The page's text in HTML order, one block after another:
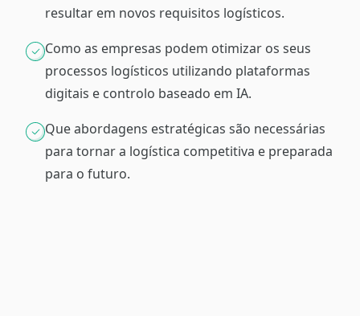
resultar em novos requisitos logísticos.
Como as empresas podem otimizar os seus
processos logísticos utilizando plataformas
digitais e controlo baseado em IA.
Que abordagens estratégicas são necessárias
para tornar a logística competitiva e preparada
para o futuro.